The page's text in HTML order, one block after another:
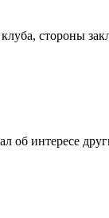
стороны
об интересе